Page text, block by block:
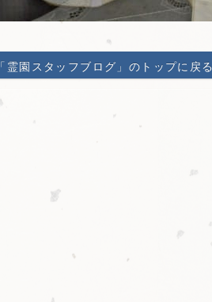
「霊園スタッフブログ」のトップに戻る